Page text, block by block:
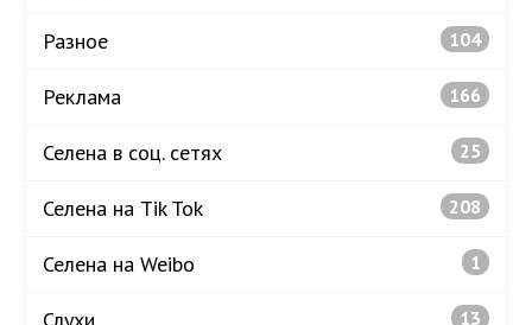
Разное 104
Реклама 166
Селена в соц. сетях 25
Селена на Tik Tok 208
Селена на Weibo 1
13